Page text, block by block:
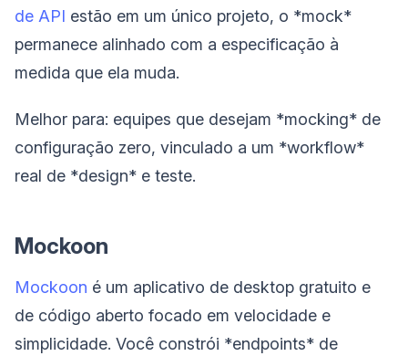
de API estão em um único projeto, o *mock*
permanece alinhado com a especificação à
medida que ela muda.
Melhor para: equipes que desejam *mocking* de
configuração zero, vinculado a um *workflow*
real de *design* e teste.
Mockoon
Mockoon é um aplicativo de desktop gratuito e
de código aberto focado em velocidade e
simplicidade. Você constrói *endpoints* de